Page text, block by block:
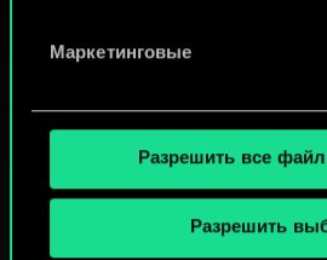
Маркетинговые
Разрешить все
Разрешить